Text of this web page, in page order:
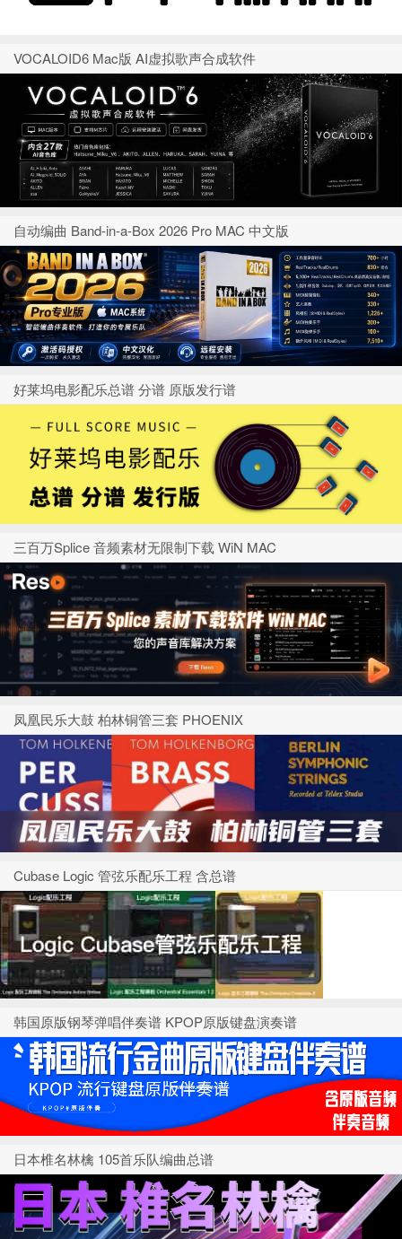
VOCALOID6 Mac版 AI虚拟歌声合成软件
自动编曲 Band-in-a-Box 2026 Pro MAC 中文版
好莱坞电影配乐总谱 分谱 原版发行谱
三百万Splice 音频素材无限制下载 WiN MAC
凤凰民乐大鼓 柏林铜管三套 PHOENIX
Cubase Logic 管弦乐配乐工程 含总谱
韩国原版钢琴弹唱伴奏谱 KPOP原版键盘演奏谱
日本椎名林檎 105首乐队编曲总谱